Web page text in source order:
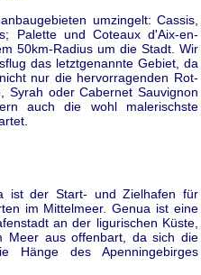
umzingelt: Cassis,
Palette und Coteaux d'Aix-en-
50km-Radius um die Stadt. Wir
das letztgenannte Gebiet, da
nur die hervorragenden Rot-
Syrah oder Cabernet Sauvignon
auch die wohl malerischste
ist der Start- und Zielhafen für
im Mittelmeer. Genua ist eine
an der ligurischen Küste,
Meer aus offenbart, da sich die
des Apenningebirges